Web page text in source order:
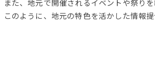
た、地元で開催されるイベントや祭り
のように、地元の特色を活かした情報